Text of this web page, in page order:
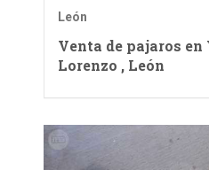
León
Venta de pajaros en
Lorenzo , León